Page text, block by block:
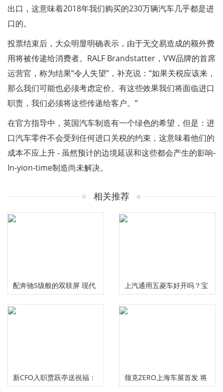
出口，这意味着2018年我们购买的230万辆汽车几乎都是进
口的。
投票结束后，大众明显明确表示，由于无交易造成的额外费
用将被传递给消费者。RALF Brandstatter，VW品牌的首席
运营官，称为结果“令人失望”，补充说：“如果关税应该来，
那么我们可能也必须考虑定价。有这些效果我们将面临进口
职责，我们必须将这些传递给客户。“
在官方指导中，英国汽车制造有一个绿色的希望，但是：进
口汽车零件不会受到任何进口关税的约束，这意味着他们的
成本不应上升 - 虽然预计的边境延误和这些都会产生的影响-
In-yion-time制造尚未解决。
相关推荐
配奔驰S级般的双联屏 现代
IONIQ 6内饰曝光
上汽通用五菱车好开吗？宝
骏车主给出用车体验
新CFO入职贾跃亭送祝福：
领克ZERO上海车展首发 将